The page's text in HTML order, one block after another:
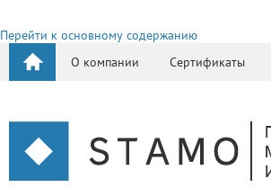
Перейти к основному содержанию
О компании
Сертификаты